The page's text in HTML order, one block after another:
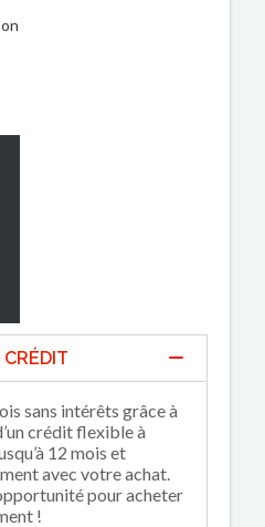
sans intérêts grâce à
crédit flexible à
12 mois et
avec votre achat.
pour acheter
!